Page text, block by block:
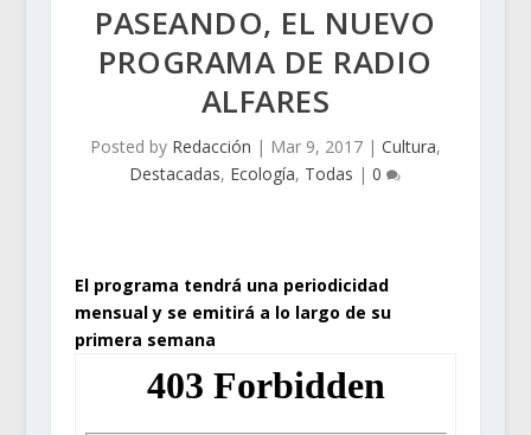
PASEANDO, EL NUEVO
PROGRAMA DE RADIO
ALFARES
Posted by Redacción | Mar 9, 2017| Cultura,
Destacadas, Ecología, Todas |0
El programa tendrá una periodicidad
mensual y se emitirá a lo largo de su
primera semana